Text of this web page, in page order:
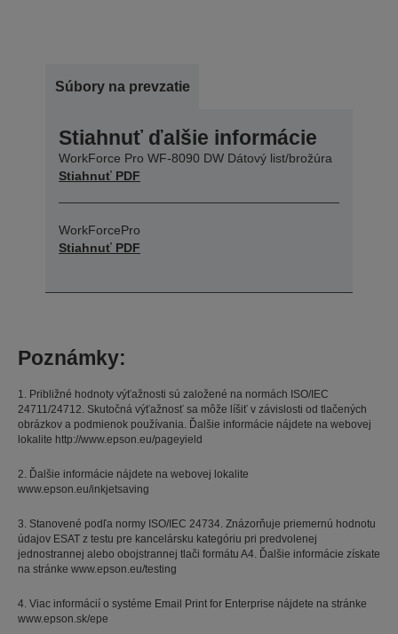
Súbory na prevzatie
Stiahnuť ďalšie informácie
WorkForce Pro WF-8090 DW Dátový list/brožúra
Stiahnuť PDF
WorkForcePro
Stiahnuť PDF
Poznámky:
1. Približné hodnoty výťažnosti sú založené na normách ISO/IEC
24711/24712. Skutočná výťažnosť sa môže líšiť v závislosti od tlačených
obrázkov a podmienok používania. Ďalšie informácie nájdete na webovej
lokalite http://www.epson.eu/pageyield
2. Ďalšie informácie nájdete na webovej lokalite
www.epson.eu/inkjetsaving
3. Stanovené podľa normy ISO/IEC 24734. Znázorňuje priemernú hodnotu
údajov ESAT z testu pre kancelársku kategóriu pri predvolenej
jednostrannej alebo obojstrannej tlači formátu A4. Ďalšie informácie získate
na stránke www.epson.eu/testing
4. Viac informácií o systéme Email Print for Enterprise nájdete na stránke
www.epson.sk/epe